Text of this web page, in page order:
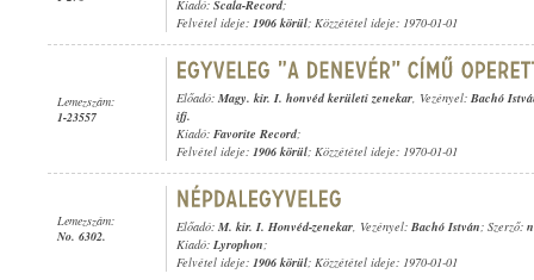
Kiadó: Scala-Record;
Felvétel ideje: 1906 körül; Közzététel ideje: 1970-01-01
Lemezszám:
1-23557
Előadó: Magy. kir. I. honvéd kerületi zenekar, Vezényel: Bachó
ifj.
Kiadó: Favorite Record;
Felvétel ideje: 1906 körül; Közzététel ideje: 1970-01-01
Lemezszám:
No. 6302.
Előadó: M. kir. I. Honvéd-zenekar, Vezényel: Bachó István; Szerző:
Kiadó: Lyrophon;
Felvétel ideje: 1906 körül; Közzététel ideje: 1970-01-01